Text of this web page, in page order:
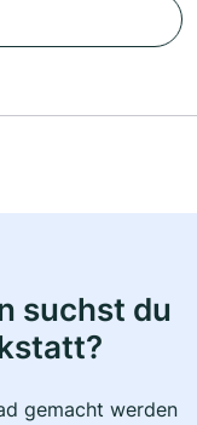
suchst du
gemacht werden